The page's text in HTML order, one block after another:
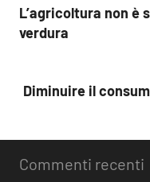
articoli
L’agricoltura non è
verdura
Diminuire il
Commenti recenti